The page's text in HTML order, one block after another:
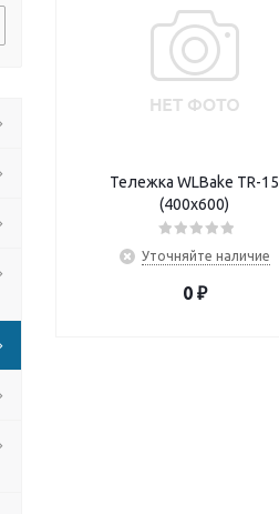
Тележка WLBake TR-15
(400x600)
Уточняйте наличие
0₽